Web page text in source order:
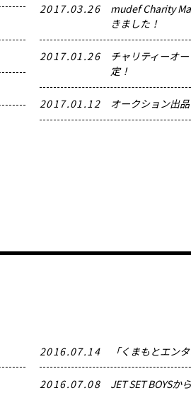
2017.03.26
mudef Charity
きました！
2017.01.26
チャリティーオ
定！
2017.01.12 オークション出
2016.07.14 「くまもとエン
2016.07.08 JET SET BOYSか